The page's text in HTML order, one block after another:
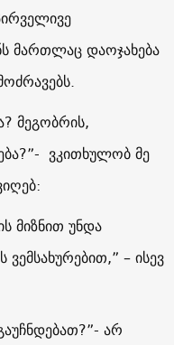
მართლაც დაოჯახება
მეგობრის,
ვკითხულობ მე
მიზნით უნდა
– ისევ
არ